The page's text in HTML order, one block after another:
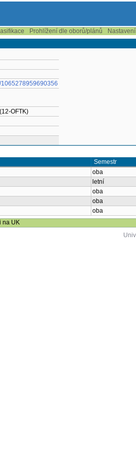
Prohlížení dle oborů/plánů Nastavení
OFTK)
Semestr
oba
letní
oba
oba